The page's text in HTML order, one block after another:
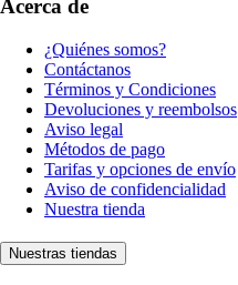
Acerca de
¿Quiénes somos?
Contáctanos
Términos y Condiciones
Devoluciones y reembolsos
Aviso legal
Métodos de pago
Tarifas y opciones de envío
Aviso de confidencialidad
Nuestra tienda
Nuestras tiendas